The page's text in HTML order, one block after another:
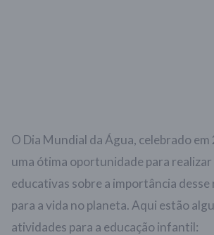
O Dia Mundial da Água, celebrado em
uma ótima oportunidade para
educativas sobre a importância
para a vida no planeta. Aqui estão
atividades para a educação infantil: